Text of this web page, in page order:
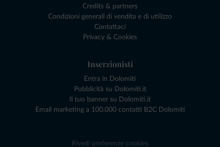
Credits & partners
Condizioni generali di vendita e di utilizzo
Contattaci
Privacy & Cookies
Inserzionisti
Entra in Dolomiti
Pubblicità su Dolomiti.it
Il tuo banner su Dolomiti.it
Email marketing a 100.000 contatti B2C Dolomiti
Rivedi preferenze cookies